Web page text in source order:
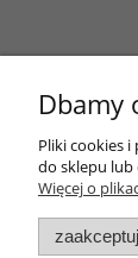
Dbamy
Pliki cookies
do sklepu lub
Więcej o